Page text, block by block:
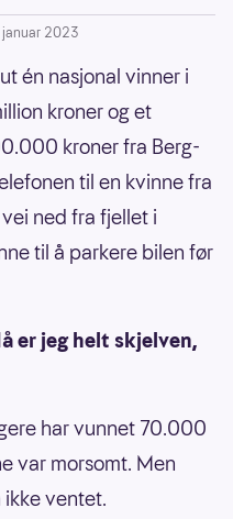
januar 2023
én nasjonal vinner i
kroner og et
kroner fra Berg-
til en kvinne fra
ned fra fjellet i
til å parkere bilen før
er jeg helt skjelven,
har vunnet 70.000
var morsomt. Men
ventet.